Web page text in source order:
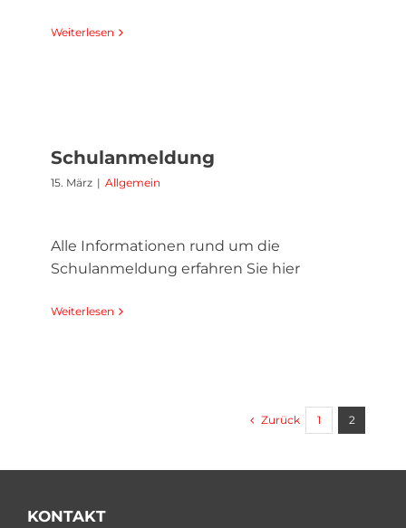
Weiterlesen
Schulanmeldung
15. März | Allgemein
Alle Informationen rund um die
Schulanmeldung erfahren Sie hier
Weiterlesen
Zurück 1 2
KONTAKT